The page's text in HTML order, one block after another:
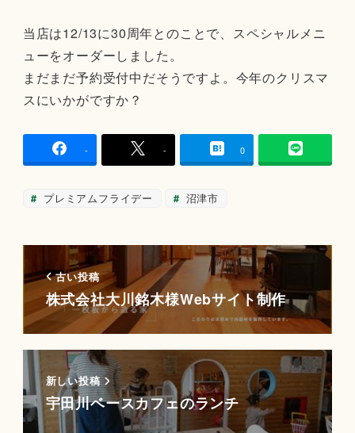
当店は12/13に30周年とのことで、スペシャルメニ
ューをオーダーしました。
まだまだ予約受付中だそうですよ。今年のクリスマ
スにいかがですか？
- - 0
プレミアムフライデー 沼津市
古い投稿
株式会社大川銘木様Webサイト制作
新しい投稿
宇田川ベースカフェのランチ